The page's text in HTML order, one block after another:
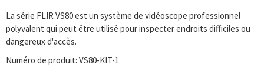
La série FLIR VS80 est un système de vidéoscope professionnel
polyvalent qui peut être utilisé pour inspecter endroits difficiles ou
dangereux d'accès.
Numéro de produit: VS80-KIT-1